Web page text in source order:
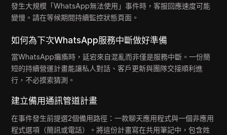
發生大規模「WhatsApp無法使用」事件時，客服回應速度可能
變慢。請在等候期間持續監控狀態頁面。
如何為下次WhatsApp服務中斷做好準備
當WhatsApp癱瘓時，延宕來自混亂而非僅是服務中斷。一份簡
短的持續營運計畫能讓私人對話、客戶更新與團隊交接順利進
行，不必摸索猜測。
建立備用通訊管道計畫
在事件發生前提選2個備用路徑：一款聊天應用程式與一個非應用
程式選項（簡訊或電話）。將這份計畫寫在共用筆記中，包含姓